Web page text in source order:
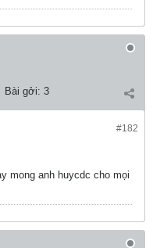
Bài gởi: 3
#182
mong anh huycdc cho mọi